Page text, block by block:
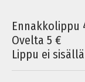
Ennakkolippu
Ovelta 5 €
Lippu ei